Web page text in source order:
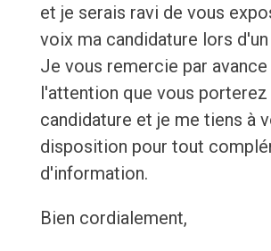
et je serais ravi de vous
voix ma candidature lors
Je vous remercie par avance
l'attention que vous porterez
candidature et je me tiens à
disposition pour tout
d'information.
Bien cordialement,